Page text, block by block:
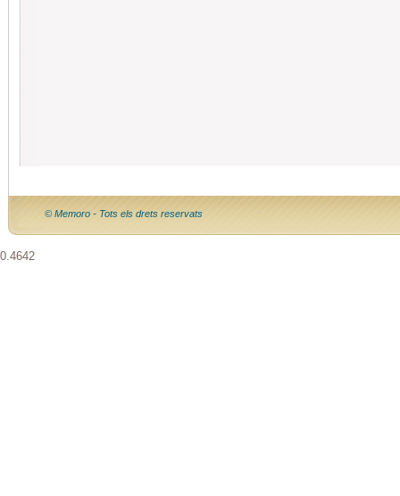
© Memoro - Tots els drets reservats
0.4642